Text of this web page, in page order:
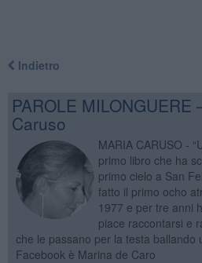
Indietro
PAROLE
Caruso
MARIA CARUSO -
primo libro che ha
primo cielo a San
fatto il primo ocho
1977 e per tre anni
piace raccontarsi e
che le passano per la testa ballando
Facebook è Marina de Caro